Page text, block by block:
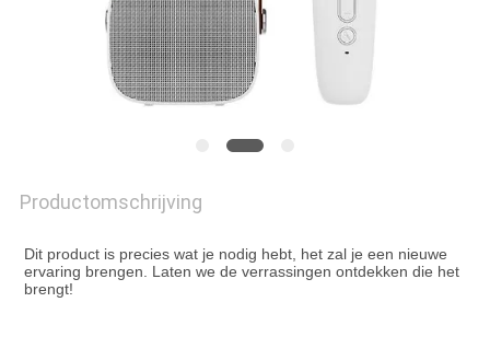
SITEMAP
PRIVACYBELEID
Productomschrijving
Dit product is precies wat je nodig hebt, het zal je een nieuwe
ervaring brengen. Laten we de verrassingen ontdekken die het
brengt!